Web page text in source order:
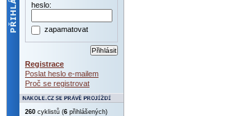
heslo:
zapamatovat
Registrace
Poslat heslo e-mailem
Proč se registrovat
260 cyklistů (6 přihlášených)